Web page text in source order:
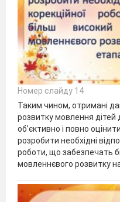
Номер слайду 14
Таким чином, отримані
розвитку мовлення дітей
об’єктивно і повно
розробити необхідні
роботи, що забезпечать
мовленнєвого розвитку